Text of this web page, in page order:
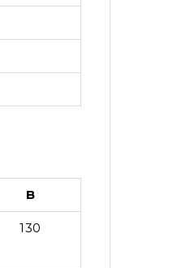
B
130